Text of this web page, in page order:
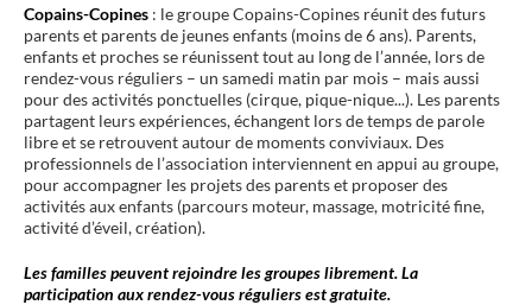
Copains-Copines : le groupe Copains-Copines réunit des futurs
parents et parents de jeunes enfants (moins de 6 ans). Parents,
enfants et proches se réunissent tout au long de l’année, lors de
rendez-vous réguliers – un samedi matin par mois – mais aussi
pour des activités ponctuelles (cirque, pique-nique...). Les parents
partagent leurs expériences, échangent lors de temps de parole
libre et se retrouvent autour de moments conviviaux. Des
professionnels de l’association interviennent en appui au groupe,
pour accompagner les projets des parents et proposer des
activités aux enfants (parcours moteur, massage, motricité fine,
activité d’éveil, création).
Les familles peuvent rejoindre les groupes librement. La
participation aux rendez-vous réguliers est gratuite.